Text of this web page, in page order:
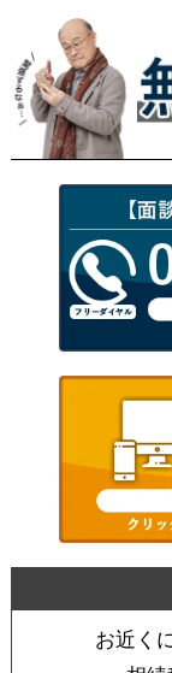
お近く